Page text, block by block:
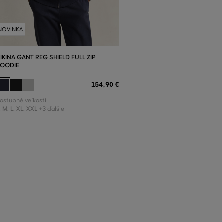
GANT REG SHIELD FULL ZIP
154,90 €
veľkosti:
, M, L, XL, XXL +3 ďalšie